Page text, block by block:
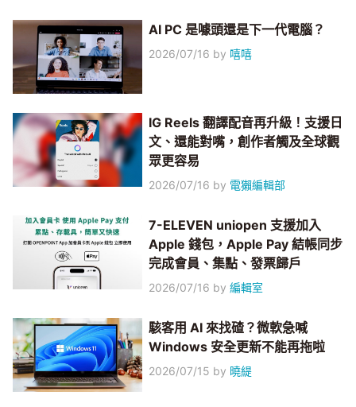
AI PC 是噱頭還是下一代電腦？
2026/07/16 by 嘻嘻
IG Reels 翻譯配音再升級！支援日
文、還能對嘴，創作者觸及全球觀
眾更容易
2026/07/16 by 電獺編輯部
7-ELEVEN uniopen 支援加入
Apple 錢包，Apple Pay 結帳同步
完成會員、集點、發票歸戶
2026/07/16 by編輯室
駭客用 AI 來找碴？微軟急喊
Windows 安全更新不能再拖啦
2026/07/15 by 曉緹